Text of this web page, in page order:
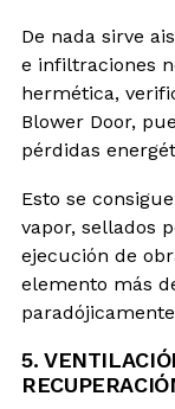
De nada sirve
e infiltraciones
hermética,
Blower Door,
pérdidas
Esto se
vapor, sellados
ejecución de
elemento más
5.